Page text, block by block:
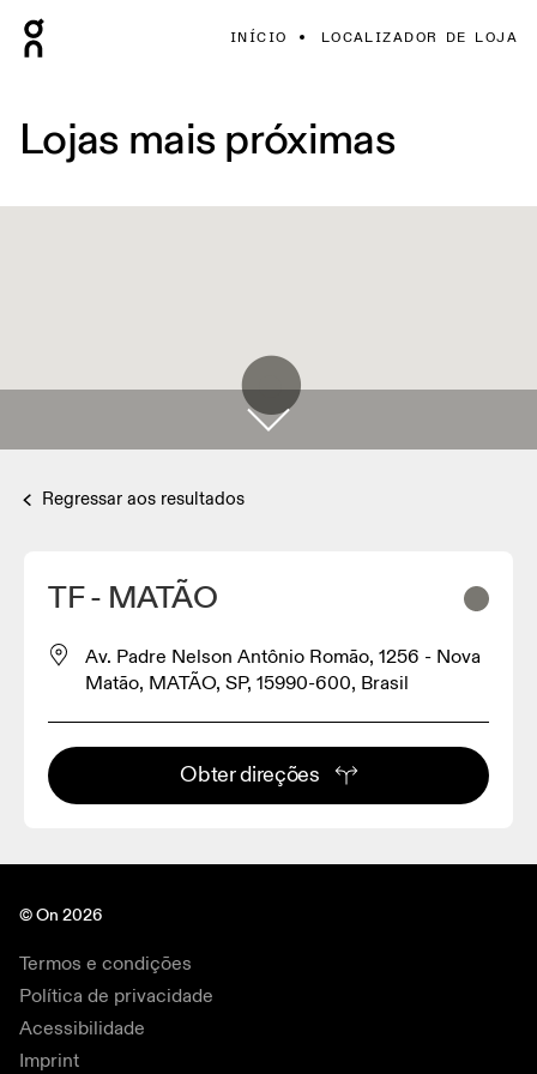
INÍCIO LOCALIZADOR DE LOJA
Lojas mais próximas
Regressar aos resultados
TF - MATÃO
Av. Padre Nelson Antônio Romão, 1256 - Nova
Matão, MATÃO, SP, 15990-600, Brasil
Obter direções
© On 2026
Termos e condições
Política de privacidade
Acessibilidade
Imprint